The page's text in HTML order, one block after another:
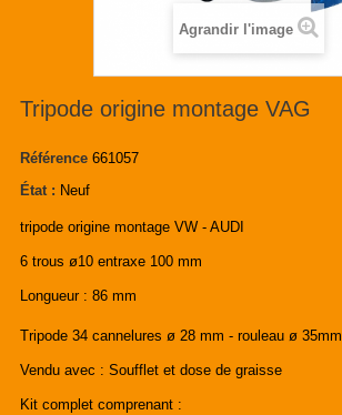
Agrandir l'image
Tripode origine montage VAG
Référence 661057
État : Neuf
tripode origine montage VW - AUDI
6 trous ø10 entraxe 100 mm
Longueur : 86 mm
Tripode 34 cannelures ø 28 mm - rouleau ø 35mm
Vendu avec : Soufflet et dose de graisse
Kit complet comprenant :